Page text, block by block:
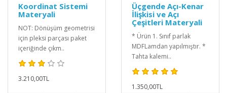
Koordinat Sistemi
Materyali
NOT: Dönüşüm geometrisi
için pleksi parçası paket
içeriğinde çıkm..
3.210,00TL
Üçgende Açı-Kenar
İlişkisi ve Açı
Çeşitleri Materyali
* Ürün 1. Sınıf parlak
MDFLamdan yapılmıştır. *
Tahta kalemi..
1.350,00TL